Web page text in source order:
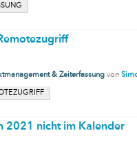
& Zeiterfassung von
2021 nicht im Kalender